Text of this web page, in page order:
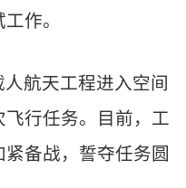
作。
航天工程进入空间
行任务。目前，工
备战，誓夺任务圆